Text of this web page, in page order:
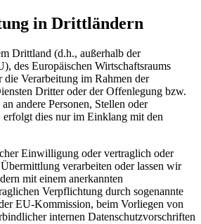
in Drittländern
Drittland (d.h., außerhalb der
des Europäischen Wirtschaftsraums
Verarbeitung im Rahmen der
Dritter oder der Offenlegung bzw.
andere Personen, Stellen oder
erfolgt dies nur im Einklang mit den
Einwilligung oder vertraglich oder
verarbeiten oder lassen wir
mit einem anerkannten
Verpflichtung durch sogenannte
EU-Kommission, beim Vorliegen von
internen Datenschutzvorschriften